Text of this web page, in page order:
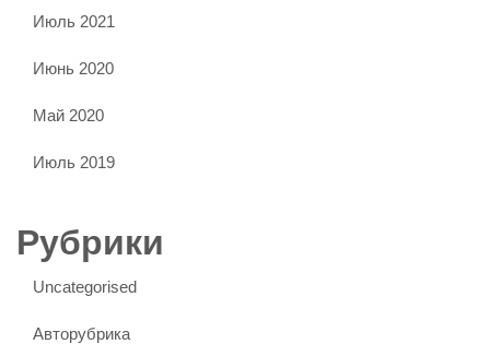
Июль 2021
Июнь 2020
Май 2020
Июль 2019
Рубрики
Uncategorised
Авторубрика